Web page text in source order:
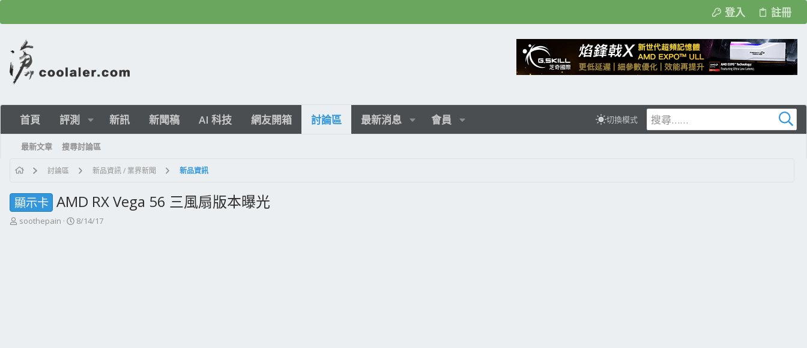
登入 註冊
首頁 評測 新訊 新聞稿 AI 科技 網友開箱 討論區 最新消息 會員 切換模式
最新文章 搜尋討論區
討論區 新品資訊 / 業界新聞 新品資訊
顯示卡 AMD RX Vega 56 三風扇版本曝光
主
soothepain
開
8/14/17